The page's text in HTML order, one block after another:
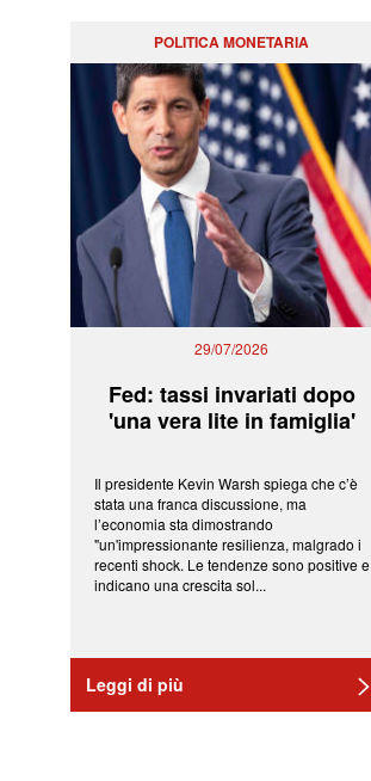
POLITICA MONETARIA
29/07/2026
Fed: tassi invariati dopo
'una vera lite in famiglia'
Il presidente Kevin Warsh spiega che c’è
stata una franca discussione, ma
l’economia sta dimostrando
"un'impressionante resilienza, malgrado i
recenti shock. Le tendenze sono positive e
indicano una crescita sol...
Leggi di più